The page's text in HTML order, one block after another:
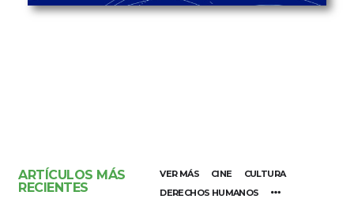
ARTÍCULOS MÁS
RECIENTES
VER MÁS CINE
CULTURA
DERECHOS HUMANOS